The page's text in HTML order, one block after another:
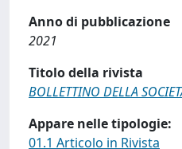
Anno di pubblicazione
2021
Titolo della rivista
BOLLETTINO DELLA
Appare nelle tipologie:
01.1 Articolo in Rivista